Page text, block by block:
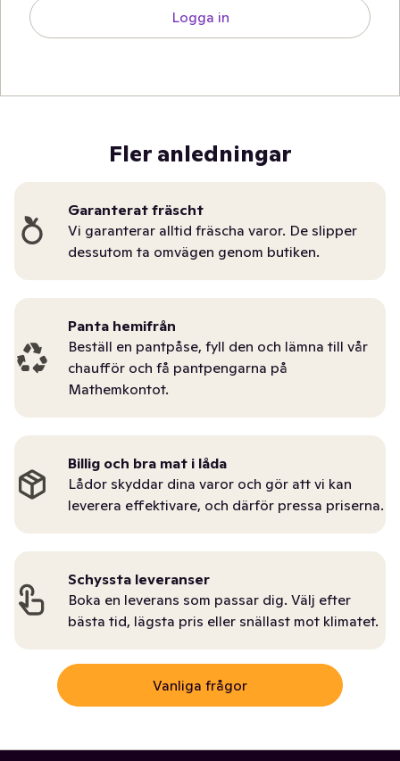
Logga in
Fler anledningar
Garanterat fräscht
Vi garanterar alltid fräscha varor. De slipper
dessutom ta omvägen genom butiken.
Panta hemifrån
Beställ en pantpåse, fyll den och lämna till vår
chaufför och få pantpengarna på
Mathemkontot.
Billig och bra mat i låda
Lådor skyddar dina varor och gör att vi kan
leverera effektivare, och därför pressa priserna.
Schyssta leveranser
Boka en leverans som passar dig. Välj efter
bästa tid, lägsta pris eller snällast mot klimatet.
Vanliga frågor